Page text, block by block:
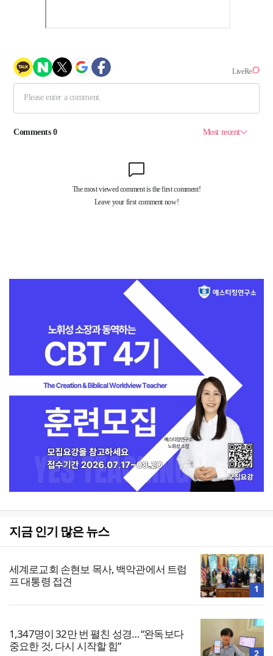
지금 인기 많은 뉴스
세계로교회 손현보 목사, 백악관에서 트럼
프 대통령 접견
1
1,347명이 32만 번 펼친 성경… “완독보다
중요한 것, 다시 시작할 힘”
2